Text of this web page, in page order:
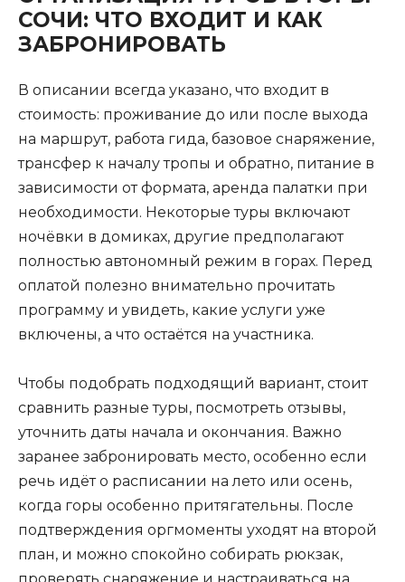
СОЧИ: ЧТО ВХОДИТ И КАК
ЗАБРОНИРОВАТЬ
В описании всегда указано, что входит в
стоимость: проживание до или после выхода
на маршрут, работа гида, базовое снаряжение,
трансфер к началу тропы и обратно, питание в
зависимости от формата, аренда палатки при
необходимости. Некоторые туры включают
ночёвки в домиках, другие предполагают
полностью автономный режим в горах. Перед
оплатой полезно внимательно прочитать
программу и увидеть, какие услуги уже
включены, а что остаётся на участника.
Чтобы подобрать подходящий вариант, стоит
сравнить разные туры, посмотреть отзывы,
уточнить даты начала и окончания. Важно
заранее забронировать место, особенно если
речь идёт о расписании на лето или осень,
когда горы особенно притягательны. После
подтверждения оргмоменты уходят на второй
план, и можно спокойно собирать рюкзак,